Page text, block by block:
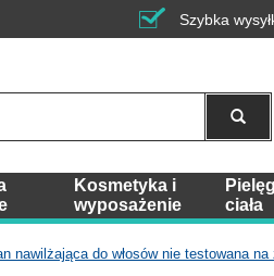
Szybka
Kosmetyka i
wyposażenie
ciała
nawilżająca do włosów nie testowana na